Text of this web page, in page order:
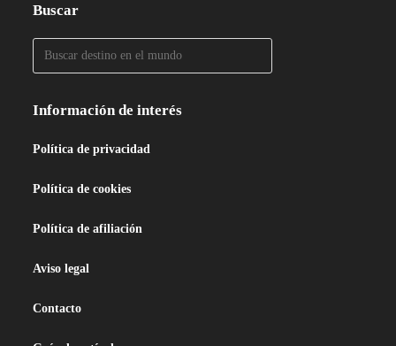
Buscar
Información de interés
Política de privacidad
Política de cookies
Política de afiliación
Aviso legal
Contacto